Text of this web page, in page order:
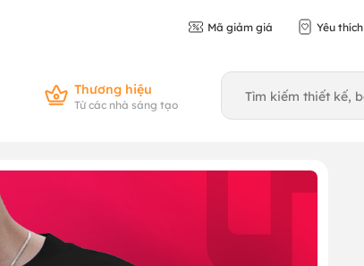
Mã giảm giá Yêu thích
Thương hiệu
Từ các nhà sáng tạo